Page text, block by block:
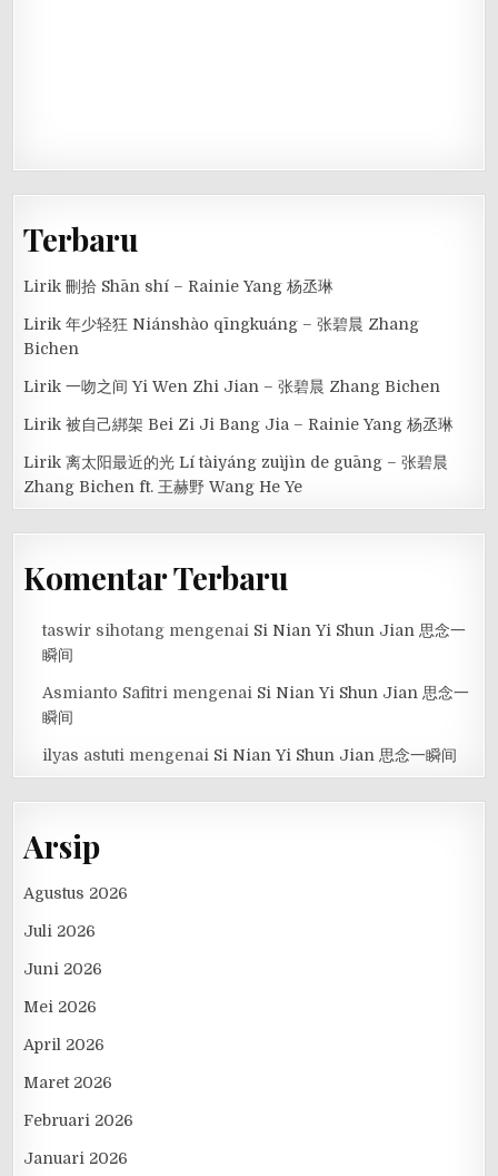
Terbaru
Lirik 刪拾 Shān shí – Rainie Yang 杨丞琳
Lirik 年少轻狂 Niánshào qīngkuáng – 张碧晨 Zhang
Bichen
Lirik 一吻之间 Yi Wen Zhi Jian – 张碧晨 Zhang Bichen
Lirik 被自己綁架 Bei Zi Ji Bang Jia – Rainie Yang 杨丞琳
Lirik 离太阳最近的光 Lí tàiyáng zuìjìn de guāng – 张碧晨
Zhang Bichen ft. 王赫野 Wang He Ye
Komentar Terbaru
taswir sihotang mengenai Si Nian Yi Shun Jian 思念一
瞬间
Asmianto Safitri mengenai Si Nian Yi Shun Jian 思念一
瞬间
ilyas astuti mengenai Si Nian Yi Shun Jian 思念一瞬间
Arsip
Agustus 2026
Juli 2026
Juni 2026
Mei 2026
April 2026
Maret 2026
Februari 2026
Januari 2026